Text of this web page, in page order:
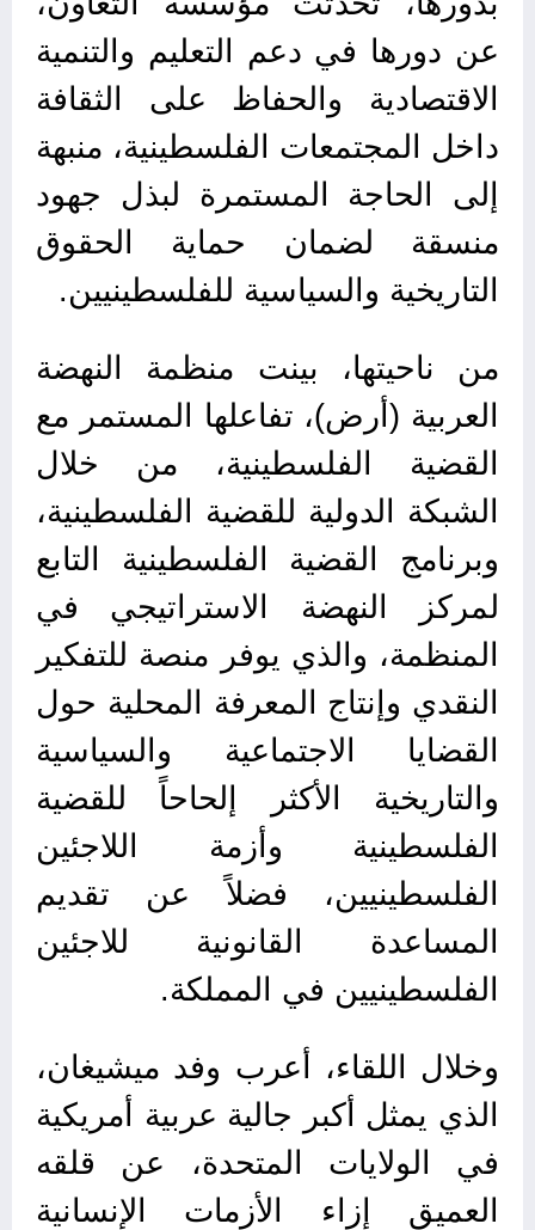
عن دورها في دعم التعليم والتنمية
الاقتصادية والحفاظ على الثقافة
داخل المجتمعات الفلسطينية، منبهة
إلى الحاجة المستمرة لبذل جهود
منسقة لضمان حماية الحقوق
التاريخية والسياسية للفلسطينيين.
من ناحيتها، بينت منظمة النهضة
العربية (أرض)، تفاعلها المستمر مع
القضية الفلسطينية، من خلال
الشبكة الدولية للقضية الفلسطينية،
وبرنامج القضية الفلسطينية التابع
لمركز النهضة الاستراتيجي في
المنظمة، والذي يوفر منصة للتفكير
النقدي وإنتاج المعرفة المحلية حول
القضايا الاجتماعية والسياسية
والتاريخية الأكثر إلحاحاً للقضية
الفلسطينية وأزمة اللاجئين
الفلسطينيين، فضلاً عن تقديم
المساعدة القانونية للاجئين
الفلسطينيين في المملكة.
وخلال اللقاء، أعرب وفد ميشيغان،
الذي يمثل أكبر جالية عربية أمريكية
في الولايات المتحدة، عن قلقه
العميق إزاء الأزمات الإنسانية